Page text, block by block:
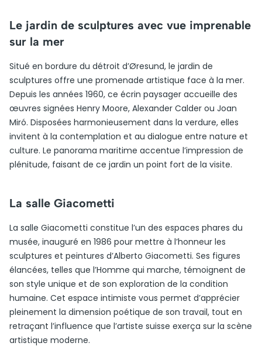
Le jardin de sculptures avec vue imprenable
sur la mer
Situé en bordure du détroit d’Øresund, le jardin de
sculptures offre une promenade artistique face à la mer.
Depuis les années 1960, ce écrin paysager accueille des
œuvres signées Henry Moore, Alexander Calder ou Joan
Miró. Disposées harmonieusement dans la verdure, elles
invitent à la contemplation et au dialogue entre nature et
culture. Le panorama maritime accentue l’impression de
plénitude, faisant de ce jardin un point fort de la visite.
La salle Giacometti
La salle Giacometti constitue l’un des espaces phares du
musée, inauguré en 1986 pour mettre à l’honneur les
sculptures et peintures d’Alberto Giacometti. Ses figures
élancées, telles que l’Homme qui marche, témoignent de
son style unique et de son exploration de la condition
humaine. Cet espace intimiste vous permet d’apprécier
pleinement la dimension poétique de son travail, tout en
retraçant l’influence que l’artiste suisse exerça sur la scène
artistique moderne.